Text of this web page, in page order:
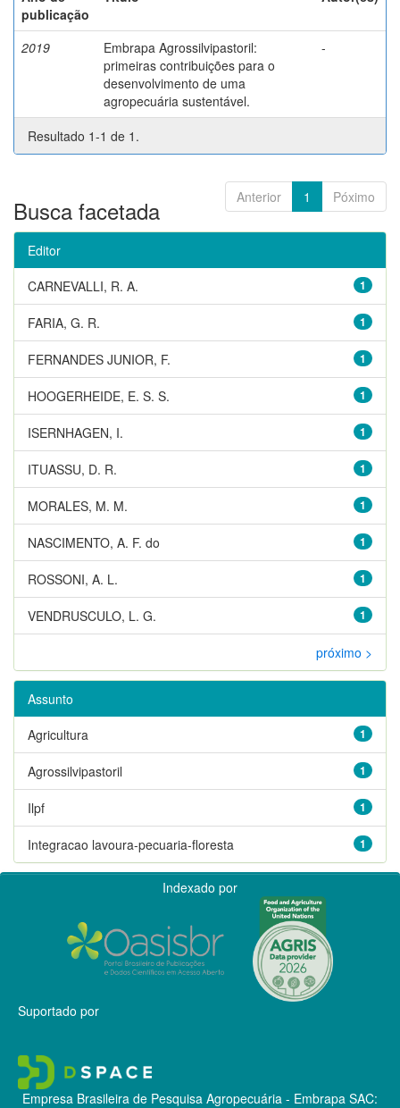
publicação
2019
Embrapa Agrossilvipastoril:
primeiras contribuições para o
desenvolvimento de uma
agropecuária sustentável.
-
Resultado 1-1 de 1.
Anterior 1 Póximo
Busca facetada
Editor
1
CARNEVALLI, R. A.
1
FARIA, G. R.
1
FERNANDES JUNIOR, F.
1
HOOGERHEIDE, E. S. S.
1
ISERNHAGEN, I.
1
ITUASSU, D. R.
1
MORALES, M. M.
1
NASCIMENTO, A. F. do
1
ROSSONI, A. L.
1
VENDRUSCULO, L. G.
próximo >
Assunto
1
Agricultura
1
Agrossilvipastoril
1
Ilpf
1
Integracao lavoura-pecuaria-floresta
Indexado por
Suportado por
Empresa Brasileira de Pesquisa Agropecuária - Embrapa SAC: